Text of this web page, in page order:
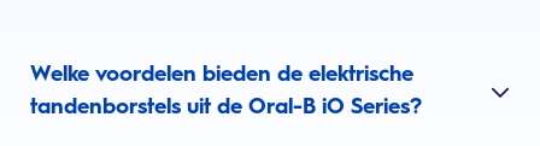
Welke voordelen bieden de elektrische
tandenborstels uit de Oral-B iO Series?